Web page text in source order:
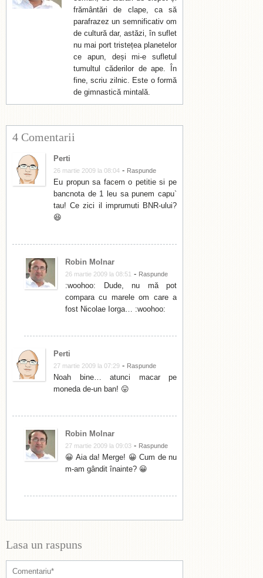
frământări de clape, ca să
parafrazez un semnificativ om
de cultură dar, astăzi, în suflet
nu mai port tristețea planetelor
ce apun, deși mi-e sufletul
tumultul căderilor de ape. În
fine, scriu zilnic. Este o formă
de gimnastică mintală.
4 Comentarii
Perti
26 martie 2009 la 08:04 - Raspunde
Eu propun sa facem o petitie si pe
bancnota de 1 leu sa punem capu`
tau! Ce zici il imprumuti BNR-ului?
😆
Robin Molnar
26 martie 2009 la 08:51 - Raspunde
:woohoo: Dude, nu mă pot
compara cu marele om care a
fost Nicolae Iorga… :woohoo:
Perti
27 martie 2009 la 07:29 - Raspunde
Noah bine… atunci macar pe
moneda de-un ban! 😛
Robin Molnar
27 martie 2009 la 09:03 - Raspunde
😀 Aia da! Merge! 😀 Cum de nu
m-am gândit înainte? 😀
Lasa un raspuns